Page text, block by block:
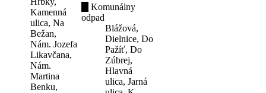
Kamenná
ulica, Na
Bežan,
Nám. Jozefa
Likavčana,
Nám.
Martina
Benku,
Komunálny
odpad
Blážová,
Dielnice, Do
Pažíť, Do
Zúbrej,
Hlavná
ulica, Jarná